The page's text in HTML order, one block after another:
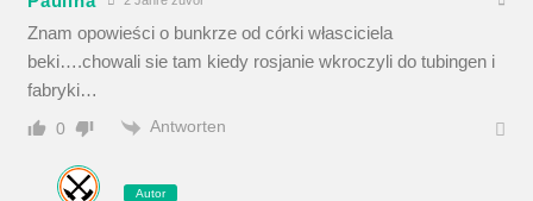
Znam opowieści o bunkrze od córki własciciela
beki….chowali sie tam kiedy rosjanie wkroczyli do tubingen i
fabryki…
0 Antworten
Autor